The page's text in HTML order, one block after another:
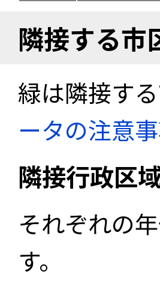
隣接する市
緑は隣接す
ータの注意
隣接行政区
それぞれの
す。